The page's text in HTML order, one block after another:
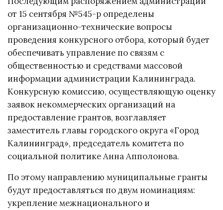
от 15 сентября №545-р определены
организационно-технические вопросы
проведения конкурсного отбора, который будет
обеспечивать управление по связям с
общественностью и средствами массовой
информации администрации Калининграда.
Конкурсную комиссию, осуществляющую оценку
заявок некоммерческих организаций на
предоставление грантов, возглавляет
заместитель главы городского округа «Город
Калининград», председатель комитета по
социальной политике Анна Апполонова.
По этому направлению муниципальные гранты
будут предоставляться по двум номинациям:
укрепление межнационального и